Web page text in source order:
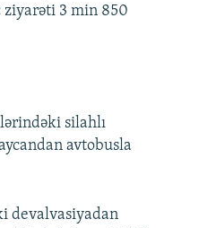
ziyarəti 3 min 850
silahlı
avtobusla
devalvasiyadan